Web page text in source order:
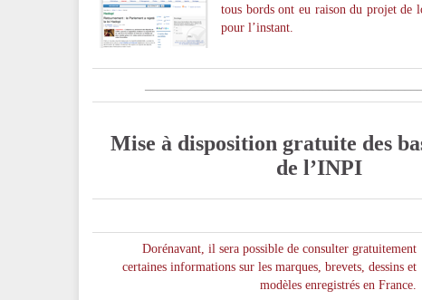
tous bords ont eu raison du projet
pour l’instant.
Mise à disposition gratuite des
de l’INPI
Dorénavant, il sera possible de consulter gratuitement
certaines informations sur les marques, brevets, dessins et
modèles enregistrés en France.